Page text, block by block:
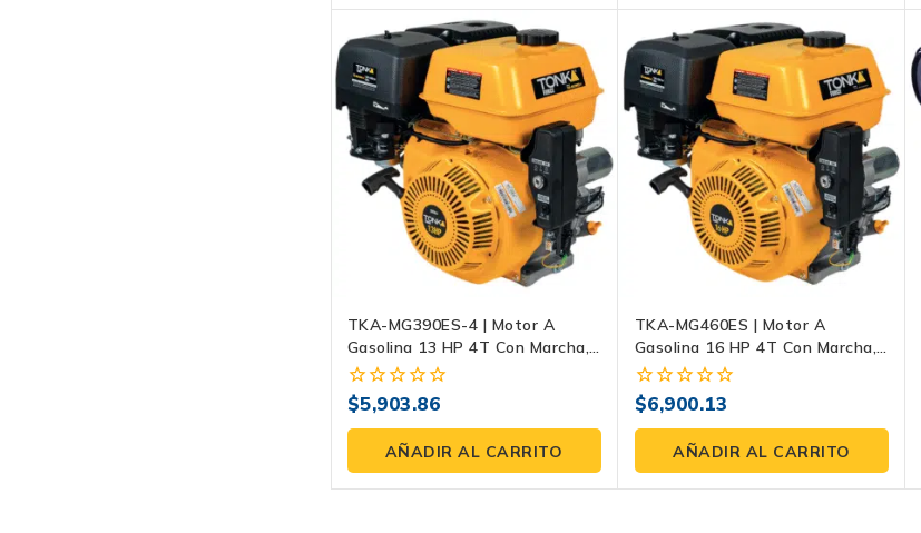
TKA-MG390ES-4 | Motor A
Gasolina 13 HP 4T Con Marcha,
Eje Recto 1″ Con Cuñero Para
Bombas Y Generadores
0
fuera
5
$5,903.86
AÑADIR AL CARRITO
TKA-MG460ES | Motor A
Gasolina 16 HP 4T Con Marcha,
Eje Recto 1″ Con Cuñero Para
Bombas, Generadores Y
Maquinaria
0
fuera
5
$6,900.13
AÑADIR AL CARRITO